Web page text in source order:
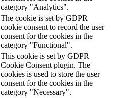
category "Analytics".
The cookie is set by GDPR
cookie consent to record the user
consent for the cookies in the
category "Functional".
This cookie is set by GDPR
Cookie Consent plugin. The
cookies is used to store the user
consent for the cookies in the
category "Necessary".